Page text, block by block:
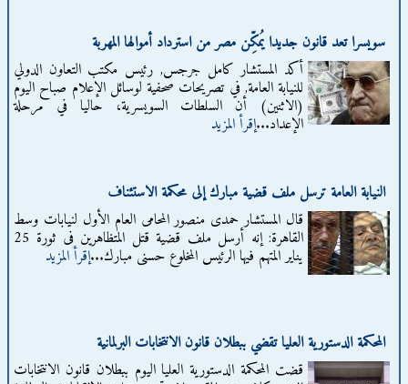
سويسرا تعد قانون جديدا يُمكِّن مصر من استرداد أموالها المهربة
أكد المستشار كامل جرجس, رئيس مكتب التعاون الدولي
للنيابة العامة, في تصريحات صحفية لوسائل الإعلام صباح اليوم
(الاثنين) أن السلطات السويسرية، حاليا في مرحلة
الإعداد...إقرأ المزيد
النيابة العامة ترسل ملف قضية مبارك إلى محكمة الاستئناف
قال المستشار حمدى منصور المحامى العام الأول لنيابات وسط
القاهرة: إنه أرسل ملف قضية قتل المتظاهرين فى ثورة 25
يناير المتهم فيها الرئيس المخلوع حسنى مبارك...إقرأ المزيد
المحكمة الدستورية العليا تقضي ببطلان قانون الانتخابات البرلمانية
قضت المحكمة الدستورية العليا اليوم ببطلان قانون الانتخابات